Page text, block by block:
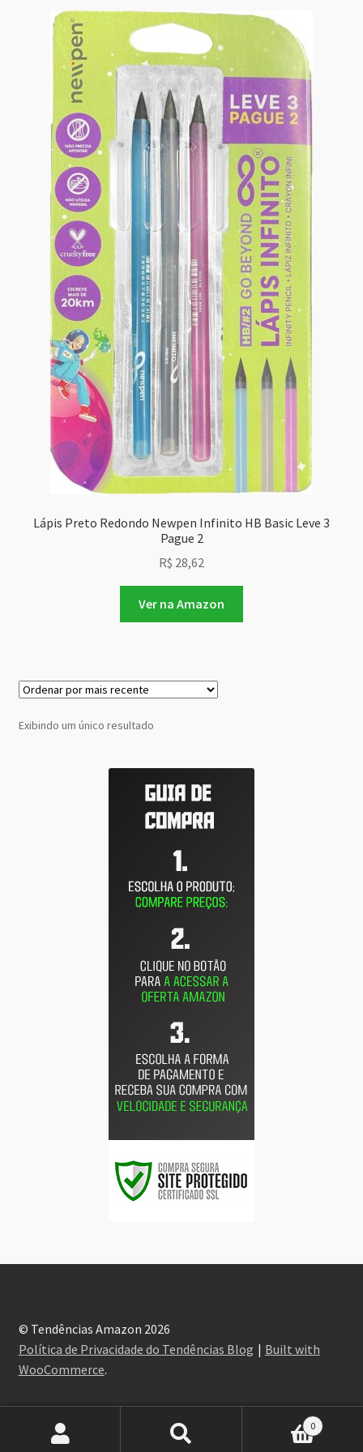
Lápis Preto Redondo Newpen Infinito HB Basic Leve 3
Pague 2
R$ 28,62
Ver na Amazon
Exibindo um único resultado
© Tendências Amazon 2026
Política de Privacidade do Tendências Blog
Built with
WooCommerce.
Pesquisar
Pesquisar
0